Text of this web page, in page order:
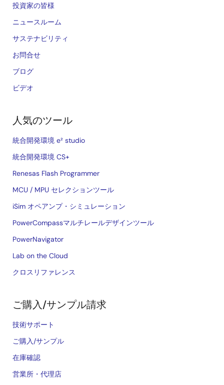
投資家の皆様
ニュースルーム
サステナビリティ
お問合せ
ブログ
ビデオ
人気のツール
統合開発環境 e² studio
統合開発環境 CS+
Renesas Flash Programmer
MCU / MPU セレクションツール
iSim オペアンプ・シミュレーション
PowerCompassマルチレールデザインツール
PowerNavigator
Lab on the Cloud
クロスリファレンス
ご購入/サンプル請求
技術サポート
ご購入/サンプル
在庫確認
営業所・代理店